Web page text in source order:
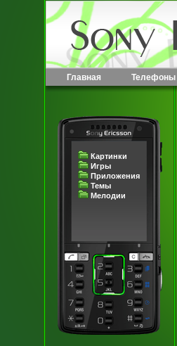
Главная Телефоны
Картинки
Игры
Приложения
Темы
Мелодии